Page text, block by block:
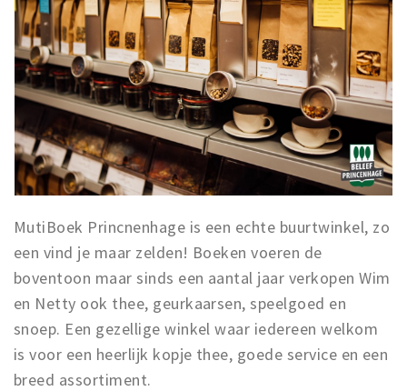
MutiBoek Princnenhage is een echte buurtwinkel, zo
een vind je maar zelden! Boeken voeren de
boventoon maar sinds een aantal jaar verkopen Wim
en Netty ook thee, geurkaarsen, speelgoed en
snoep. Een gezellige winkel waar iedereen welkom
is voor een heerlijk kopje thee, goede service en een
breed assortiment.